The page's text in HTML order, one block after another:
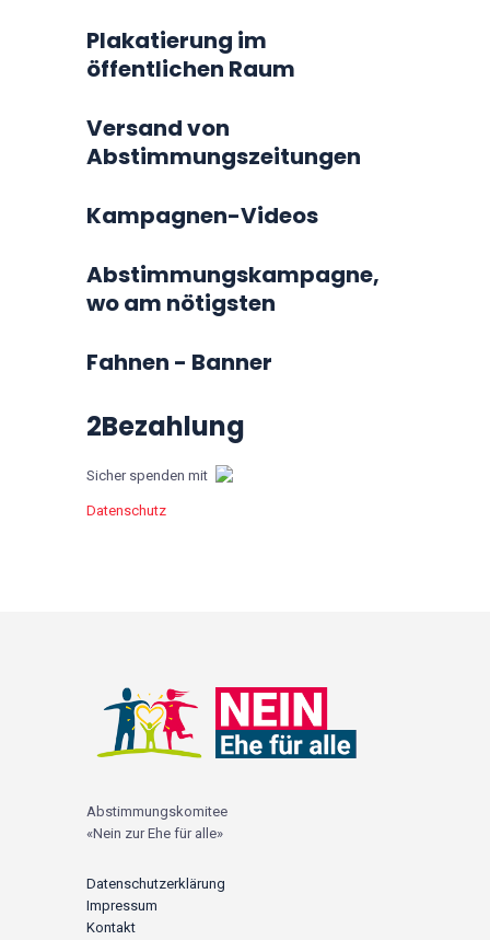
Plakatierung im
öffentlichen Raum
Versand von
Abstimmungszeitungen
Kampagnen-Videos
Abstimmungskampagne,
wo am nötigsten
Fahnen - Banner
2Bezahlung
Sicher spenden mit
Datenschutz
Abstimmungskomitee
«Nein zur Ehe für alle»
Datenschutzerklärung
Impressum
Kontakt